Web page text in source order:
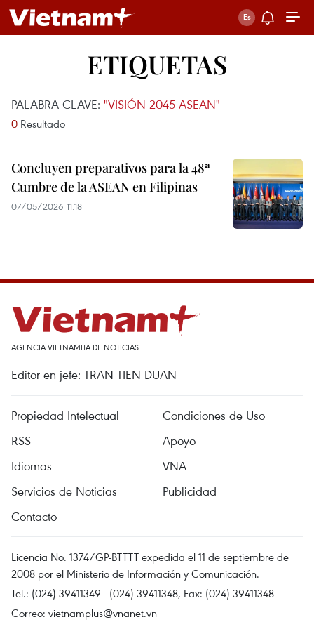
ETIQUETAS
PALABRA CLAVE: "VISIÓN 2045 ASEAN"
0 Resultado
Concluyen preparativos para la 48ª
Cumbre de la ASEAN en Filipinas
07/05/2026 11:18
AGENCIA VIETNAMITA DE NOTICIAS
Editor en jefe: TRAN TIEN DUAN
Propiedad Intelectual
Condiciones de Uso
RSS
Apoyo
Idiomas
VNA
Servicios de Noticias
Publicidad
Contacto
Licencia No. 1374/GP-BTTTT expedida el 11 de septiembre de
2008 por el Ministerio de Información y Comunicación.
Tel.: (024) 39411349 - (024) 39411348, Fax: (024) 39411348
Correo: vietnamplus@vnanet.vn